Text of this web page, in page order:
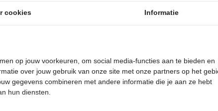
10 DECEMBER 2026 •
van der Voort
Boos
cookies Informatie
op jouw voorkeuren, om social media-functies aan te bieden en
over jouw gebruik van onze site met onze partners op het
gegevens combineren met andere informatie die je aan ze hebt
hun diensten.